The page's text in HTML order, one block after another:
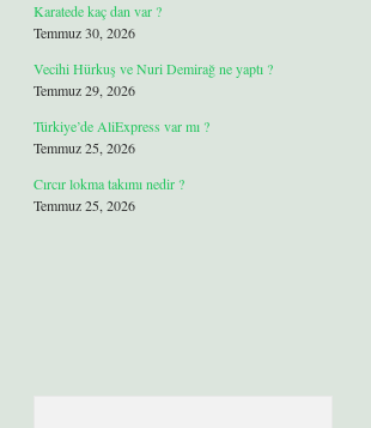
Karatede kaç dan var ?
Temmuz 30, 2026
Vecihi Hürkuş ve Nuri Demirağ ne yaptı ?
Temmuz 29, 2026
Türkiye’de AliExpress var mı ?
Temmuz 25, 2026
Cırcır lokma takımı nedir ?
Temmuz 25, 2026